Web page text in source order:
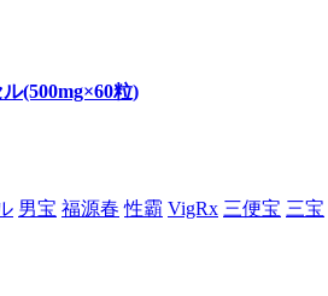
(500mg×60粒)
男宝 福源春 性霸 VigRx 三便宝 三宝